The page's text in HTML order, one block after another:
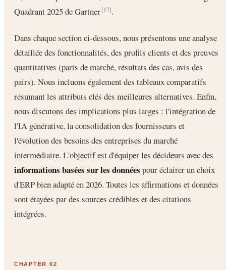
Quadrant 2025 de Gartner[17].
Dans chaque section ci-dessous, nous présentons une analyse
détaillée des fonctionnalités, des profils clients et des preuves
quantitatives (parts de marché, résultats des cas, avis des
pairs). Nous incluons également des tableaux comparatifs
résumant les attributs clés des meilleures alternatives. Enfin,
nous discutons des implications plus larges : l'intégration de
l'IA générative, la consolidation des fournisseurs et
l'évolution des besoins des entreprises du marché
intermédiaire. L'objectif est d'équiper les décideurs avec des
informations basées sur les données pour éclairer un choix
d'ERP bien adapté en 2026. Toutes les affirmations et données
sont étayées par des sources crédibles et des citations
intégrées.